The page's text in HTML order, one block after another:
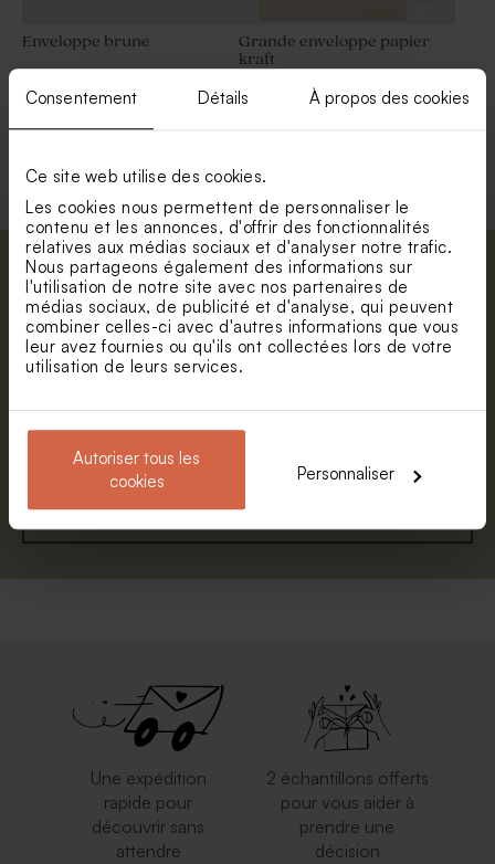
Consentement Détails À propos des cookies
Ce site web utilise des cookies.
Les cookies nous permettent de personnaliser le
contenu et les annonces, d'offrir des fonctionnalités
relatives aux médias sociaux et d'analyser notre trafic.
Nous partageons également des informations sur
l'utilisation de notre site avec nos partenaires de
médias sociaux, de publicité et d'analyse, qui peuvent
combiner celles-ci avec d'autres informations que vous
leur avez fournies ou qu'ils ont collectées lors de votre
utilisation de leurs services.
Autoriser tous les
cookies
Personnaliser
Enveloppe brune
Grande enveloppe papier
kraft
Abonnez-vous à la newsletter et restez
informé. Petite surprise : bénéficiez de 5%
de réduction.
Prénom
E-mail
S'abonner
Une expédition
rapide pour
découvrir sans
attendre
2 échantillons offerts
pour vous aider à
prendre une
décision